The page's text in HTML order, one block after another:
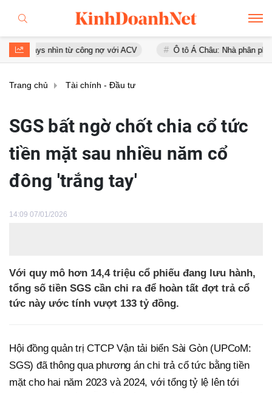
nhìn từ công nợ với ACV Ô tô Á Châu: Nhà phân phối Audi
Trang chủ Tài chính - Đầu tư
SGS bất ngờ chốt chia cổ tức
tiền mặt sau nhiều năm cổ
đông 'trắng tay'
14:09 07/01/2026
Với quy mô hơn 14,4 triệu cổ phiếu đang lưu hành,
tổng số tiền SGS cần chi ra để hoàn tất đợt trả cổ
tức này ước tính vượt 133 tỷ đồng.
Hội đồng quản trị CTCP Vận tải biển Sài Gòn (UPCoM:
SGS) đã thông qua phương án chi trả cổ tức bằng tiền
mặt cho hai năm 2023 và 2024, với tổng tỷ lệ lên tới